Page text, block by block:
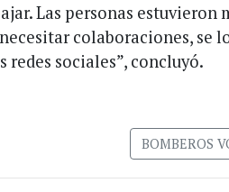
Las personas estuvieron
colaboraciones, se
redes sociales”, concluyó.
BOMBEROS